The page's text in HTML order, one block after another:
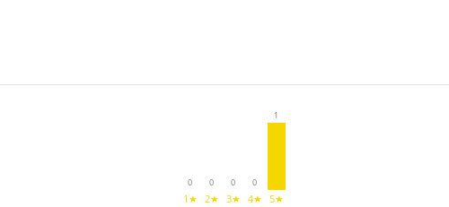
0
1★
0
2★
0
3★
0
4★
1
5★